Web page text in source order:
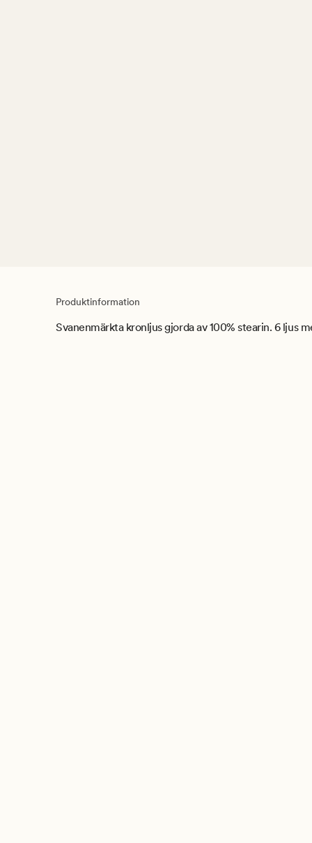
Produktinformation
Svanenmärkta kronljus gjorda av 100% stearin. 6 ljus